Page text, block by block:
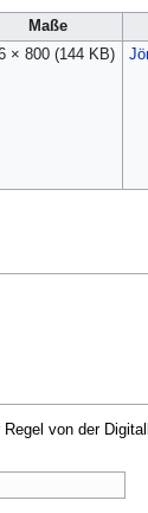
Maße
× 800 (144 KB)
von der